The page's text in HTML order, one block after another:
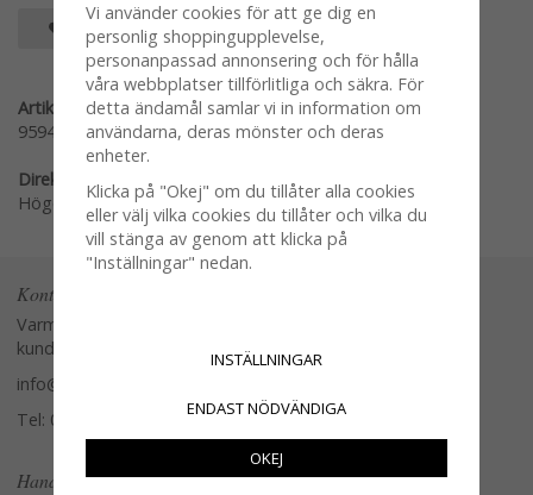
SPARA SOM FAVORIT
Artikelnummer:
959420
Direktlänk:
Högerklicka och kopiera adressen
Kontakta oss
Varmt välkommen att kontakta vår
kundtjänst.
info@glasverandan.se
Tel: 079-3495968
Handla
Vi använder cookies för att ge dig en
personlig shoppingupplevelse,
personanpassad annonsering och för hålla
våra webbplatser tillförlitliga och säkra. För
detta ändamål samlar vi in information om
användarna, deras mönster och deras
enheter.
Klicka på "Okej" om du tillåter alla cookies
eller välj vilka cookies du tillåter och vilka du
vill stänga av genom att klicka på
"Inställningar" nedan.
INSTÄLLNINGAR
ENDAST NÖDVÄNDIGA
OKEJ